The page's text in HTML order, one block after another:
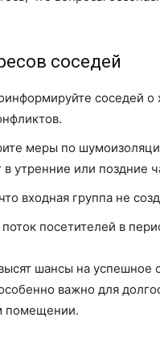
соседей
соседей о
меры по
утренние или поздние
входная группа не
посетителей в
шансы на успешное
важно для
помещении.